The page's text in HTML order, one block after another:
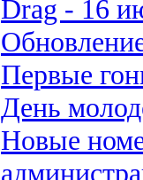
Drag - 16
Первые
День
Новые